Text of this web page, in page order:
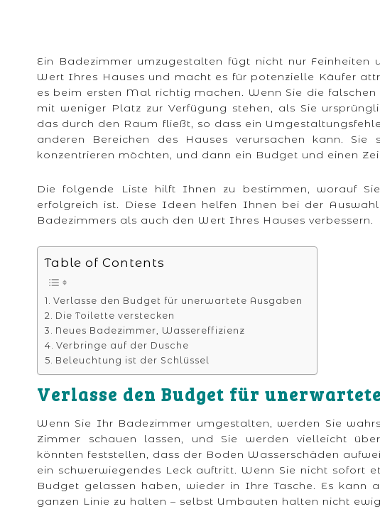
Ein Badezimmer umzugestalten fügt nicht nur
Wert Ihres Hauses und macht es für potenzielle Käufer
es beim ersten Mal richtig machen. Wenn Sie die
mit weniger Platz zur Verfügung stehen, als Sie
das durch den Raum fließt, so dass ein
anderen Bereichen des Hauses verursachen kann.
konzentrieren möchten, und dann ein Budget und einen
Die folgende Liste hilft Ihnen zu bestimmen, worauf
erfolgreich ist. Diese Ideen helfen Ihnen bei der
Badezimmers als auch den Wert Ihres Hauses verbessern.
Table of Contents
Verlasse den Budget für unerwartete Ausgaben
Die Toilette verstecken
Neues Badezimmer, Wassereffizienz
Verbringe auf der Dusche
Beleuchtung ist der Schlüssel
Verlasse den Budget für
Wenn Sie Ihr Badezimmer umgestalten, werden Sie
Zimmer schauen lassen, und Sie werden vielleicht
könnten feststellen, dass der Boden Wasserschäden
ein schwerwiegendes Leck auftritt. Wenn Sie nicht sofort
Budget gelassen haben, wieder in Ihre Tasche. Es kann
ganzen Linie zu halten – selbst Umbauten halten nicht